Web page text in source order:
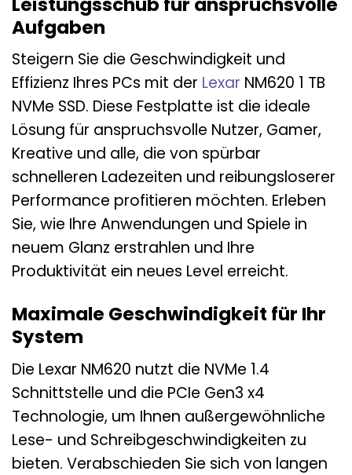
Aufgaben
Steigern Sie die Geschwindigkeit und
Effizienz Ihres PCs mit der Lexar NM620 1 TB
NVMe SSD. Diese Festplatte ist die ideale
Lösung für anspruchsvolle Nutzer, Gamer,
Kreative und alle, die von spürbar
schnelleren Ladezeiten und reibungsloserer
Performance profitieren möchten. Erleben
Sie, wie Ihre Anwendungen und Spiele in
neuem Glanz erstrahlen und Ihre
Produktivität ein neues Level erreicht.
Maximale Geschwindigkeit für Ihr
System
Die Lexar NM620 nutzt die NVMe 1.4
Schnittstelle und die PCIe Gen3 x4
Technologie, um Ihnen außergewöhnliche
Lese- und Schreibgeschwindigkeiten zu
bieten. Verabschieden Sie sich von langen